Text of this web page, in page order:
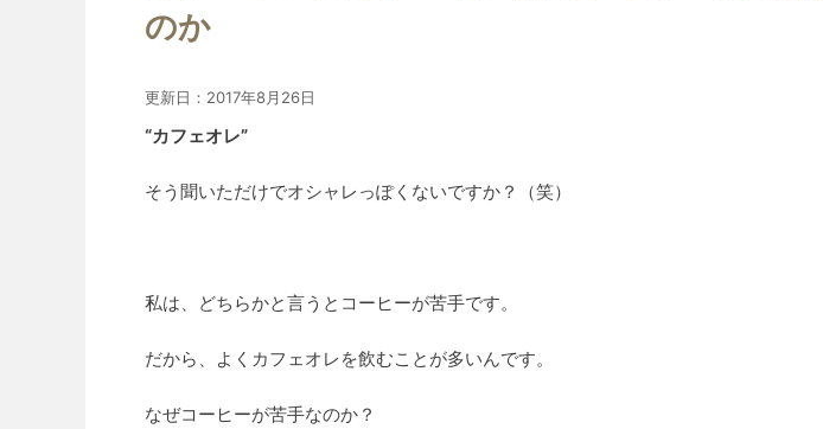
のか
更新日： 2017年8月26日
“カフェオレ”
そう聞いただけでオシャレっぽくないですか？（笑）
私は、どちらかと言うとコーヒーが苦手です。
だから、よくカフェオレを飲むことが多いんです。
なぜコーヒーが苦手なのか？